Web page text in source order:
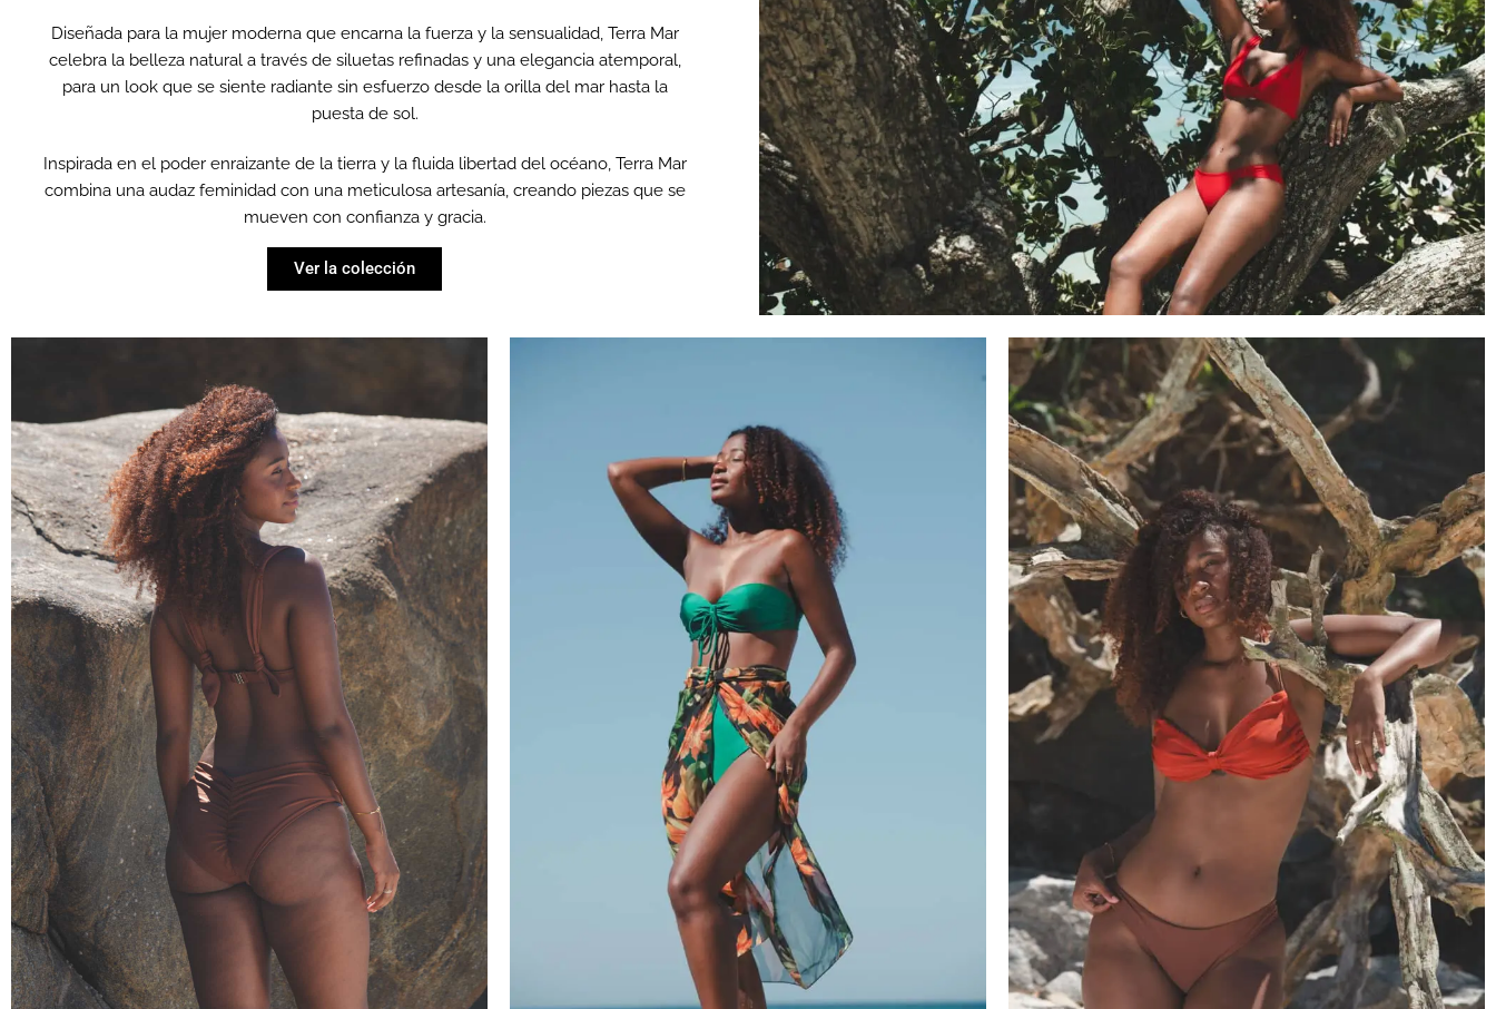
Comprar
ahora
Pide
Pide Pide
Comprar
ahora
Pide
Pide Pide
Comprar
ahora
Pide
Pide Pide
Diseñada para la mujer moderna que encarna la fuerza y la sensualidad, Terra Mar
celebra la belleza natural a través de siluetas refinadas y una elegancia atemporal,
para un look que se siente radiante sin esfuerzo desde la orilla del mar hasta la
puesta de sol.
Inspirada en el poder enraizante de la tierra y la fluida libertad del océano, Terra Mar
combina una audaz feminidad con una meticulosa artesanía, creando piezas que se
mueven con confianza y gracia.
Ver la colección